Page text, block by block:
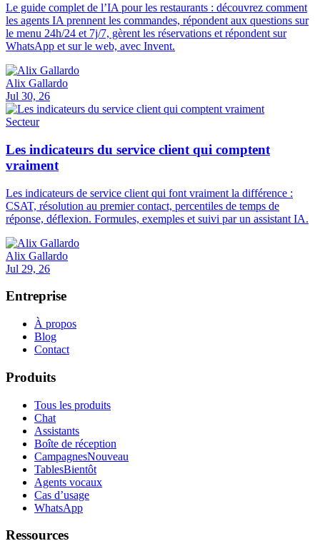
Le guide complet de l’IA pour les restaurants : découvrez comment
les agents IA prennent les commandes, répondent aux questions sur
le menu 24h/24 et 7j/7, gèrent les réservations et répondent sur
WhatsApp et sur le web, avec Invent.
Alix Gallardo
Jul 30, 26
Secteur
Les indicateurs du service client qui comptent
vraiment
Les indicateurs de service client qui font vraiment la différence :
CSAT, résolution au premier contact, percentiles de temps de
réponse, déflexion. Formules, exemples et suivi par un assistant IA.
Alix Gallardo
Jul 29, 26
Entreprise
À propos
Blog
Contact
Produits
Tous les produits
Chat
Assistants
Boîte de réception
CampagnesNouveau
TablesBientôt
Agents vocaux
Cas d’usage
WhatsApp
Ressources